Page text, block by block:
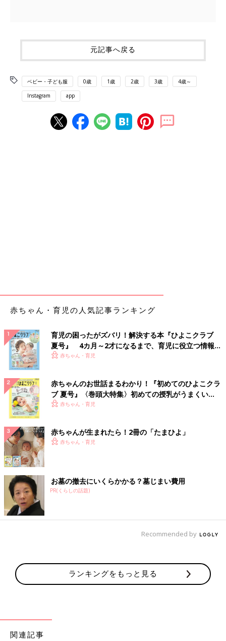
元記事へ戻る
ベビー・子ども服 0歳 1歳 2歳 3歳 4歳～
Instagram app
赤ちゃん・育児の人気記事ランキング
育児の困ったがズバリ！解決する本『ひよこクラブ
夏号』 4カ月～2才になるまで、育児に役立つ情報が
いっぱい！
赤ちゃん・育児
赤ちゃんのお世話まるわかり！『初めてのひよこクラ
ブ 夏号』〈巻頭大特集〉初めての授乳がうまくい
く！ おっぱい・ミルクの基本と夏のトラブル 解決テ
赤ちゃん・育児
赤ちゃんが生まれたら！2冊の「たまひよ」
赤ちゃん・育児
お墓の撤去にいくらかかる？墓じまい費用
PR(くらしの話題)
Recommended by
ランキングをもっと見る
関連記事